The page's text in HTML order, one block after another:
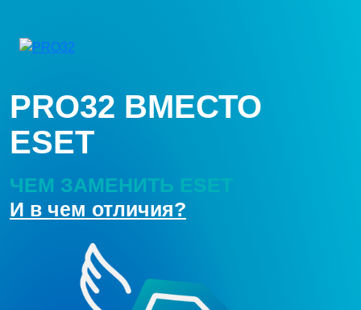
PRO32 ВМЕСТО
ESET
ЧЕМ ЗАМЕНИТЬ ESET
И в чем отличия?